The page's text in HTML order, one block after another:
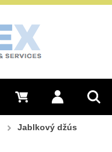
Prihlásiť sa
0 €
Jablkový džús